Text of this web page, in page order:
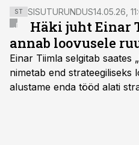
Kindlustuse Baltikumi
juht Liene Meklere-Kutsare.
ST SISUTURUNDUS14.05.26,
Häki juht Einar
annab loovusele
Einar Tiimla selgitab saates
nimetab end strateegiliseks
alustame enda tööd alati